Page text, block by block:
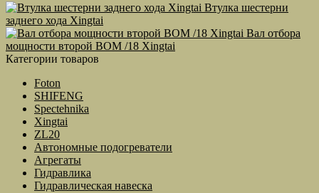
Втулка шестерни
заднего хода Xingtai
Вал отбора
мощности второй ВОМ /18 Xingtai
Категории товаров
Foton
SHIFENG
Spectehnika
Xingtai
ZL20
Автономные подогреватели
Агрегаты
Гидравлика
Гидравлическая навеска